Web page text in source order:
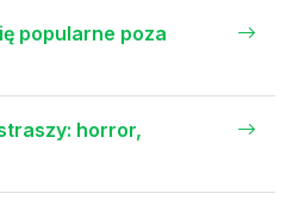
popularne poza
horror,